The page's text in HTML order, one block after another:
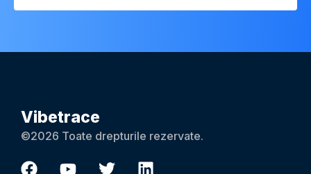
Vibetrace
©2026 Toate drepturile rezervate.